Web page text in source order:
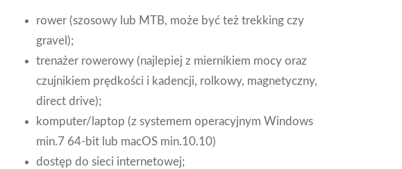
rower (szosowy lub MTB, może być też trekking czy
gravel);
trenażer rowerowy (najlepiej z miernikiem mocy oraz
czujnikiem prędkości i kadencji, rolkowy, magnetyczny,
direct drive);
komputer/laptop (z systemem operacyjnym Windows
min.7 64-bit lub macOS min.10.10)
dostęp do sieci internetowej;